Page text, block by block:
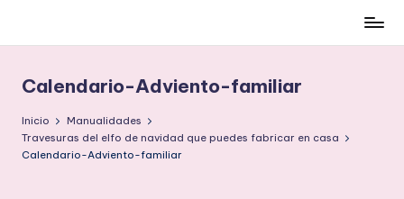
contenido
low-
cost
y
no
morir
Calendario-Adviento-familiar
Inicio
Manualidades
Travesuras del elfo de navidad que puedes fabricar en casa
Calendario-Adviento-familiar